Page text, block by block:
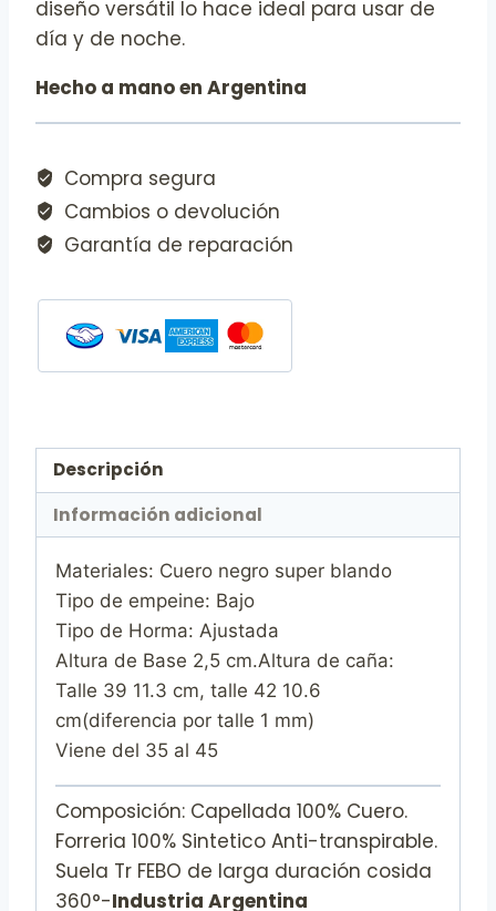
diseño versátil lo hace ideal para usar de
día y de noche.
Hecho a mano en Argentina
Compra segura
Cambios o devolución
Garantía de reparación
Descripción
Información adicional
Materiales: Cuero negro super blando
Tipo de empeine: Bajo
Tipo de Horma: Ajustada
Altura de Base 2,5 cm.Altura de caña:
Talle 39 11.3 cm, talle 42 10.6
cm(diferencia por talle 1 mm)
Viene del 35 al 45
Composición: Capellada 100% Cuero.
Forreria 100% Sintetico Anti-transpirable.
Suela Tr FEBO de larga duración cosida
360°-Industria Argentina